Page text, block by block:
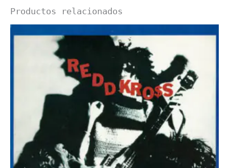
Productos relacionados